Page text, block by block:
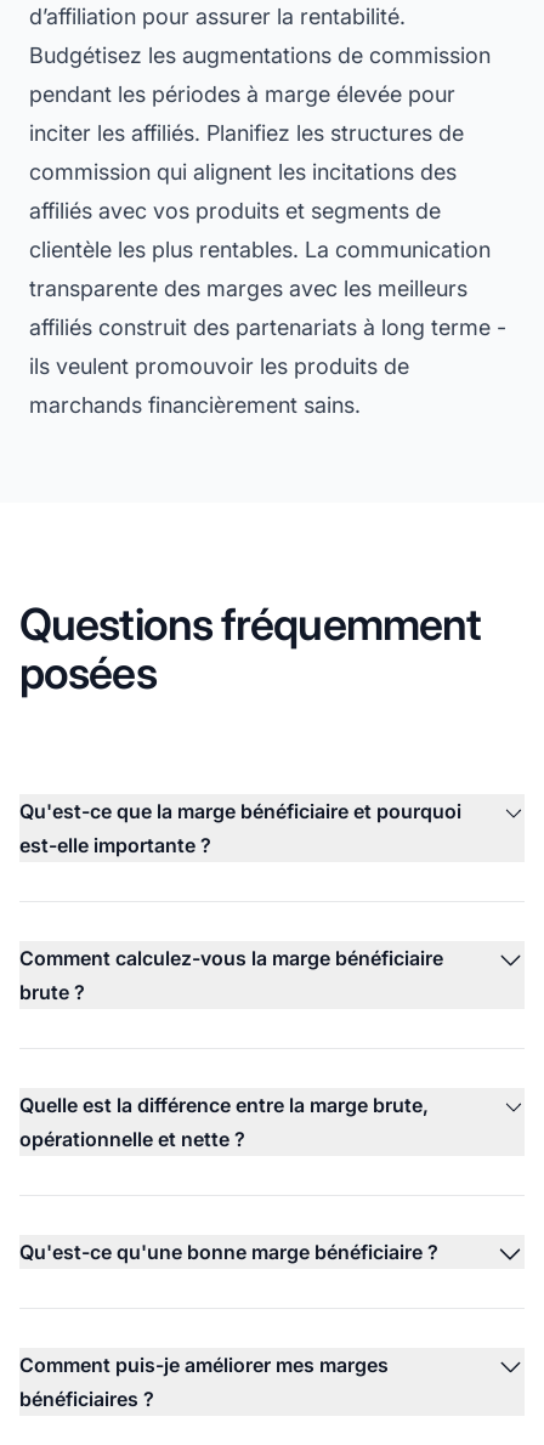
d’affiliation pour assurer la rentabilité.
Budgétisez les augmentations de commission
pendant les périodes à marge élevée pour
inciter les affiliés. Planifiez les structures de
commission qui alignent les incitations des
affiliés avec vos produits et segments de
clientèle les plus rentables. La communication
transparente des marges avec les meilleurs
affiliés construit des partenariats à long terme -
ils veulent promouvoir les produits de
marchands financièrement sains.
Questions fréquemment
posées
Qu'est-ce que la marge bénéficiaire et pourquoi
est-elle importante ?
Comment calculez-vous la marge bénéficiaire
brute ?
Quelle est la différence entre la marge brute,
opérationnelle et nette ?
Qu'est-ce qu'une bonne marge bénéficiaire ?
Comment puis-je améliorer mes marges
bénéficiaires ?